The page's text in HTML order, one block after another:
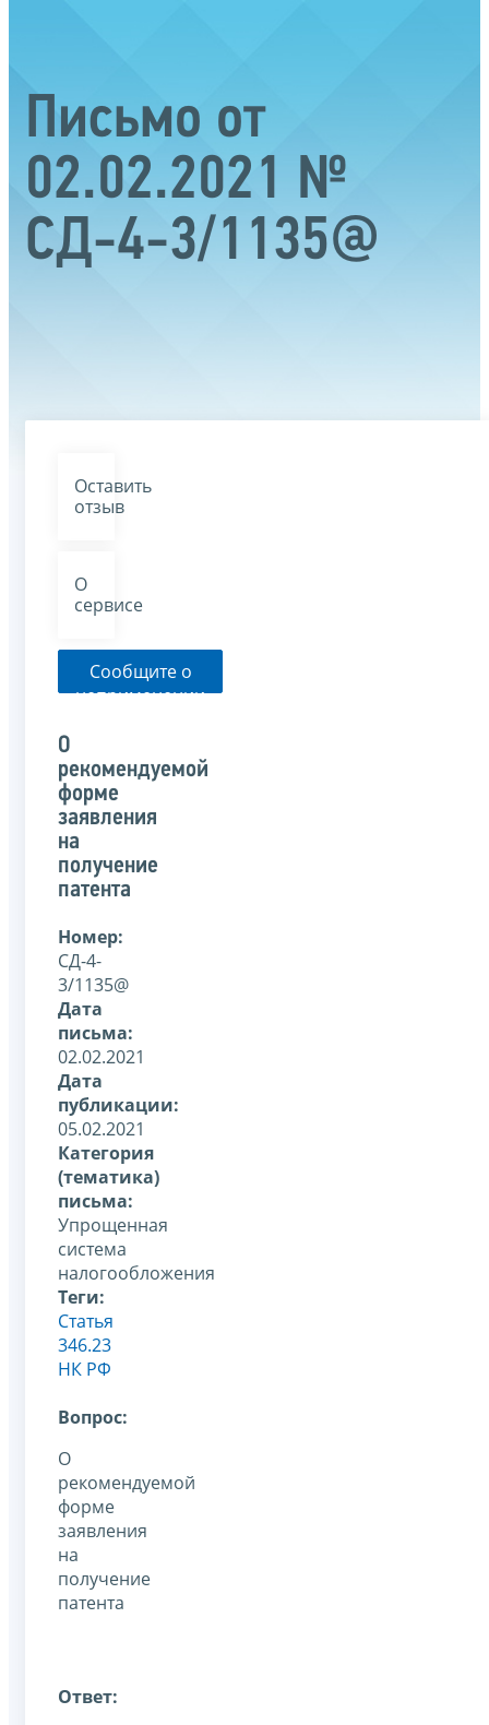
Письмо от
02.02.2021 №
СД-4-3/1135@
Оставить
отзыв
О
сервисе
Сообщите о
неприменении
указанного
письма
О
рекомендуемой
форме
заявления
на
получение
патента
Номер:
СД-4-
3/1135@
Дата
письма:
02.02.2021
Дата
публикации:
05.02.2021
Категория
(тематика)
письма:
Упрощенная
система
налогообложения
Теги:
Статья
346.23
НК РФ
Вопрос:
О
рекомендуемой
форме
заявления
на
получение
патента
Ответ: